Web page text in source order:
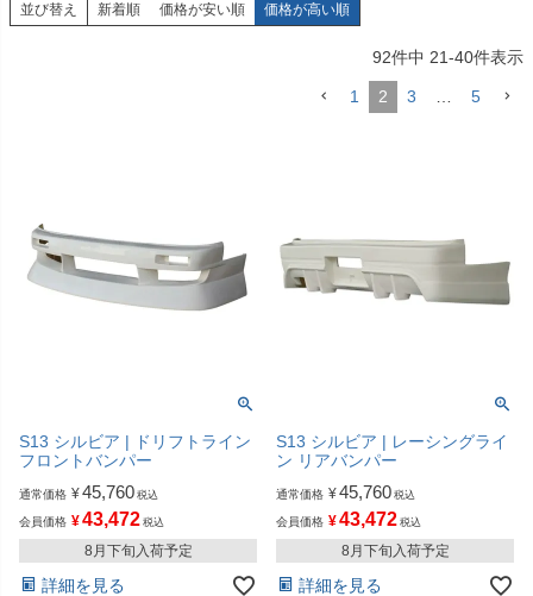
並び替え 新着順 価格が安い順 価格が高い順
92件中 21-40件表示
1 2 3 5
S13 シルビア | ドリフトライン
フロントバンパー
通常価格 ¥45,760 税込
会員価格 ¥43,472 税込
8月下旬入荷予定
詳細を見る
S13 シルビア | レーシングライ
ン リアバンパー
通常価格 ¥45,760 税込
会員価格 ¥43,472 税込
8月下旬入荷予定
詳細を見る